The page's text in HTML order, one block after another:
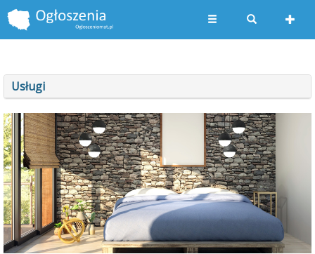
Usługi